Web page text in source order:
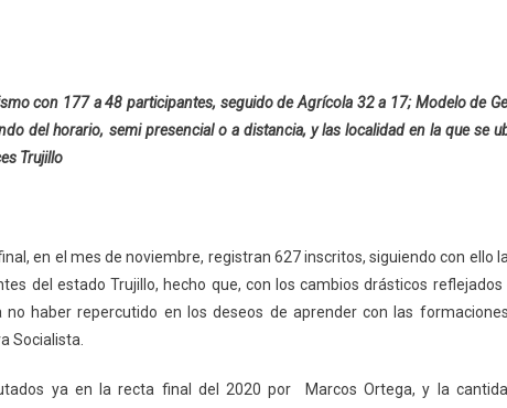
con 177 a 48 participantes, seguido de Agrícola 32 a 17; Modelo de
del horario, semi presencial o a distancia, y las localidad en la que se
Trujillo
en el mes de noviembre, registran 627 inscritos, siguiendo con ello
del estado Trujillo, hecho que, con los cambios drásticos reflejados
no haber repercutido en los deseos de aprender con las
Socialista.
ya en la recta final del 2020 por Marcos Ortega, y la